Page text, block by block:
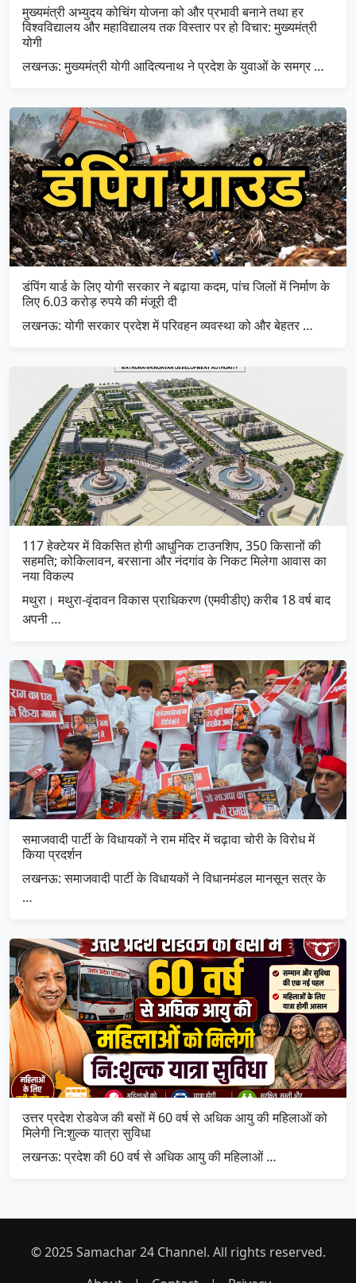
मुख्यमंत्री अभ्युदय कोचिंग योजना को और प्रभावी बनाने तथा हर
विश्वविद्यालय और महाविद्यालय तक विस्तार पर हो विचार: मुख्यमंत्री
योगी
लखनऊ: मुख्यमंत्री योगी आदित्यनाथ ने प्रदेश के युवाओं के समग्र …
डंपिंग यार्ड के लिए योगी सरकार ने बढ़ाया कदम, पांच जिलों में निर्माण के
लिए 6.03 करोड़ रुपये की मंजूरी दी
लखनऊ: योगी सरकार प्रदेश में परिवहन व्यवस्था को और बेहतर …
117 हेक्टेयर में विकसित होगी आधुनिक टाउनशिप, 350 किसानों की
सहमति; कोकिलावन, बरसाना और नंदगांव के निकट मिलेगा आवास का
नया विकल्प
मथुरा। मथुरा-वृंदावन विकास प्राधिकरण (एमवीडीए) करीब 18 वर्ष बाद
अपनी …
समाजवादी पार्टी के विधायकों ने राम मंदिर में चढ़ावा चोरी के विरोध में
किया प्रदर्शन
लखनऊ: समाजवादी पार्टी के विधायकों ने विधानमंडल मानसून सत्र के
…
उत्तर प्रदेश रोडवेज की बसों में 60 वर्ष से अधिक आयु की महिलाओं को
मिलेगी नि:शुल्क यात्रा सुविधा
लखनऊ: प्रदेश की 60 वर्ष से अधिक आयु की महिलाओं …
© 2025 Samachar 24 Channel. All rights reserved.